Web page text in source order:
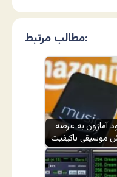
مطالب مرتبط:
آمازون به عرصه
موسیقی باکیفیت